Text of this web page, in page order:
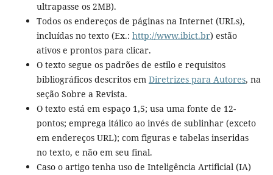
ultrapasse os 2MB).
Todos os endereços de páginas na Internet (URLs),
incluídas no texto (Ex.: http://www.ibict.br) estão
ativos e prontos para clicar.
O texto segue os padrões de estilo e requisitos
bibliográficos descritos em Diretrizes para Autores, na
seção Sobre a Revista.
O texto está em espaço 1,5; usa uma fonte de 12-
pontos; emprega itálico ao invés de sublinhar (exceto
em endereços URL); com figuras e tabelas inseridas
no texto, e não em seu final.
Caso o artigo tenha uso de Inteligência Artificial (IA)